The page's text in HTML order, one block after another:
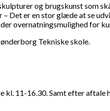
og brugskunst som
er en stor glæde at se
overnatningsmulighed for
Tekniske skole.
11-16.30. Samt efter